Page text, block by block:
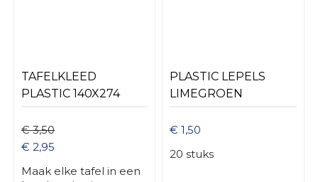
TAFELKLEED
PLASTIC 140X274
€ 3,50
€ 2,95
Maak elke tafel in een
PLASTIC LEPELS
LIMEGROEN
€ 1,50
20 stuks